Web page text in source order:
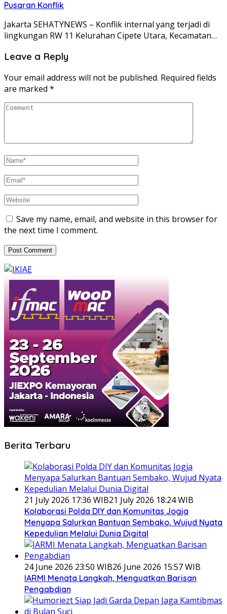
Pusaran Konflik
Jakarta SEHATYNEWS – Konflik internal yang terjadi di
lingkungan RW 11 Kelurahan Cipete Utara, Kecamatan…
Leave a Reply
Your email address will not be published. Required fields
are marked *
Save my name, email, and website in this browser for
the next time I comment.
Berita Terbaru
21 July 2026 17:36 WIB21 July 2026 18:24 WIB
Kolaborasi Polda DIY dan Komunitas Jogja
Menyapa Salurkan Bantuan Sembako, Wujud Nyata
Kepedulian Melalui Dunia Digital
24 June 2026 23:50 WIB26 June 2026 15:57 WIB
IARMI Menata Langkah, Menguatkan Barisan
Pengabdian